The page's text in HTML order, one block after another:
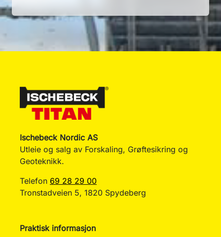
Ischebeck Nordic AS
Utleie og salg av Forskaling, Grøftesikring og
Geoteknikk.
Telefon 69 28 29 00
Tronstadveien 5, 1820 Spydeberg
Praktisk informasjon